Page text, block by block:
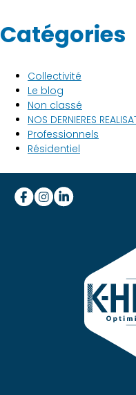
Catégories
Collectivité
Le blog
Non classé
NOS DERNIERES
Professionnels
Résidentiel